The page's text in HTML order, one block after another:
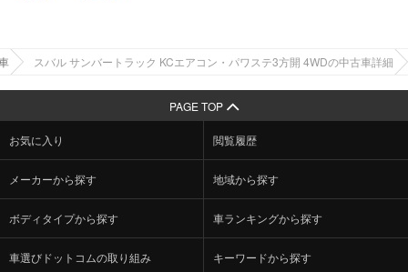
スバル サンバートラック KCエアコン・パワステ3方開 4WDの中古車詳細
PAGE TOP
お気に入り 閲覧履歴
メーカーから探す 地域から探す
ボディタイプから探す 車ランキングから探す
車選びドットコムの取り組み キーワードから探す